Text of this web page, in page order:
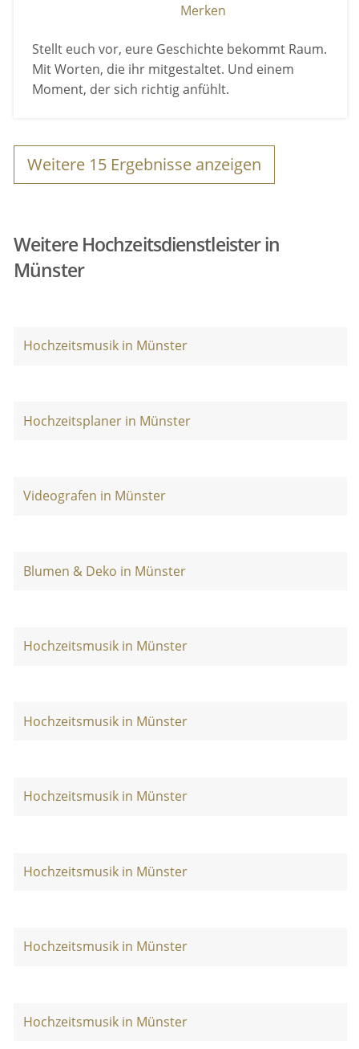
Merken
Stellt euch vor, eure Geschichte bekommt Raum.
Mit Worten, die ihr mitgestaltet. Und einem
Moment, der sich richtig anfühlt.
Weitere 15 Ergebnisse anzeigen
Weitere Hochzeitsdienstleister in
Münster
Hochzeitsmusik in Münster
Hochzeitsplaner in Münster
Videografen in Münster
Blumen & Deko in Münster
Hochzeitsmusik in Münster
Hochzeitsmusik in Münster
Hochzeitsmusik in Münster
Hochzeitsmusik in Münster
Hochzeitsmusik in Münster
Hochzeitsmusik in Münster